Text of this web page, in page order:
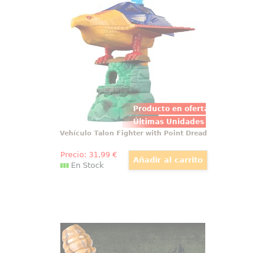
Producto en oferta
Últimas Unidades
¡Llegó el momento de unirte a la
batalla de los Masters del
Universo! Con el increíble
vehículo Talon Fighter con Point
Dread de la serie "Masters of the
Universe Origins" de Mattel,
podrás transportar a tus figuras
de acción favoritas
Vehículo Talon Fighter with Point Dread
Precio: 31 ,99€
En Stock
Preciosa réplica oficial de la varita
de Vincent Crabbe con motivo de